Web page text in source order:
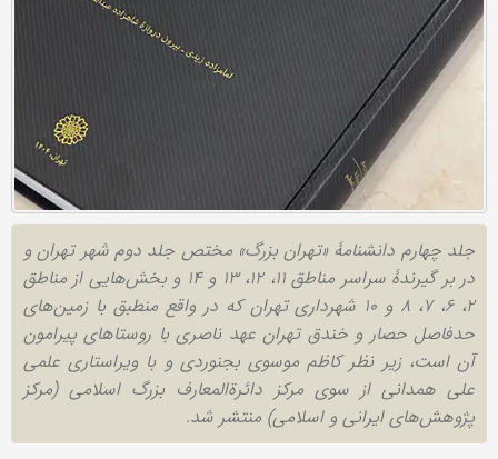
جلد چهارم دانشنامۀ «تهران بزرگ» مختص جلد دوم شهر تهران و
در بر گیرندۀ سراسر مناطق ۱۱، ۱۲، ۱۳ و ۱۴ و بخش‌هایی از مناطق
۲، ۶، ۷، ۸ و ۱۰ شهرداری تهران که در واقع منطبق با زمین‌‎های
حدفاصل حصار و خندق تهران عهد ناصری با روستاهای پیرامون
آن است، زیر نظر کاظم موسوی بجنوردی و با ویراستاری علمی
علی همدانی از سوی مرکز دائرةالمعارف بزرگ اسلامی (مرکز
پژوهش‌های ایرانی و اسلامی) منتشر شد.